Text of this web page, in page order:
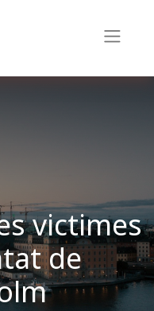
victimes
de